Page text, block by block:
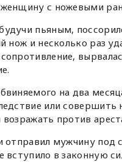
с ножевыми
пьяным,
нож и несколько раз
на два
или совершить
против
отправил мужчину
в законную